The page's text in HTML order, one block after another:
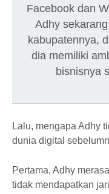
Facebook dan
Adhy
kabupatennya,
dia memiliki
bisnisnya
Lalu, mengapa Adhy
dunia digital
Pertama, Adhy
tidak mendapatkan